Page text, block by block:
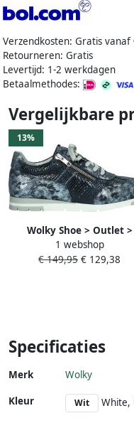
Verzendkosten: Gratis vanaf
Retourneren: Gratis
Levertijd: 1-2 werkdagen
Betaalmethodes:
Vergelijkbare
13%
Wolky Shoe > Outlet >
Veterschoenen Yell XW
blauw suede
1 webshop
€ 149,95 € 129,38
Specificaties
Merk Wolky
Kleur Wit White,